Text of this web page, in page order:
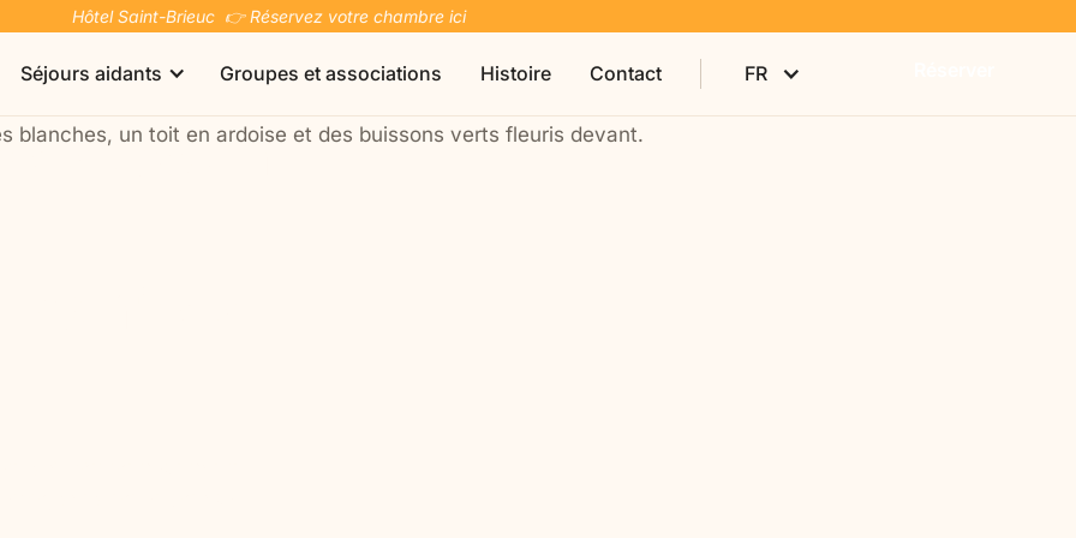
Hôtel Saint-Brieuc 👉 Réservez votre chambre ici
Séjours aidants Groupes et associations Histoire Contact FR
avec un